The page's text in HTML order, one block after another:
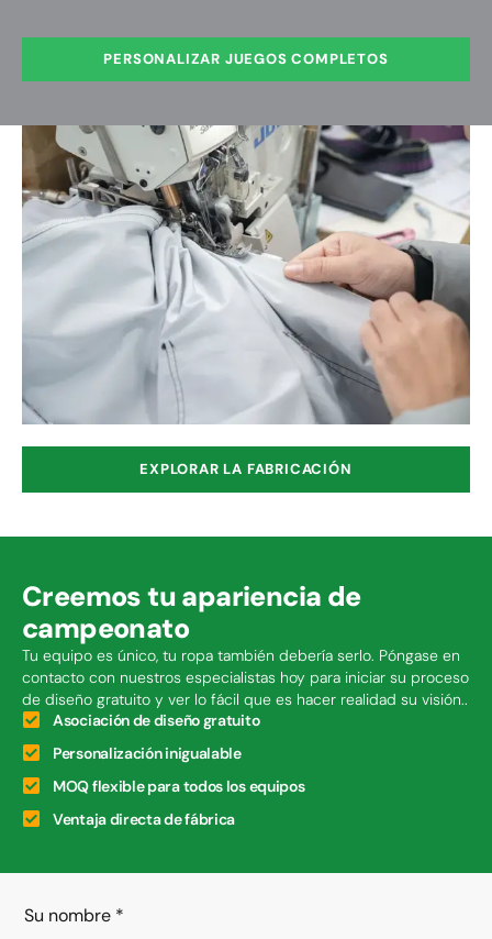
PERSONALIZAR JUEGOS COMPLETOS
EXPLORAR LA FABRICACIÓN
Creemos tu apariencia de
campeonato
Tu equipo es único, tu ropa también debería serlo. Póngase en
contacto con nuestros especialistas hoy para iniciar su proceso
de diseño gratuito y ver lo fácil que es hacer realidad su visión..
Asociación de diseño gratuito
Personalización inigualable
MOQ flexible para todos los equipos
Ventaja directa de fábrica
Su nombre *